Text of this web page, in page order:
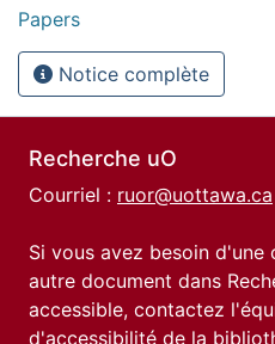
Papers
Notice complète
Recherche uO
Courriel : ruor@uottawa.ca
Si vous avez besoin
autre document dans
accessible, contactez
d'accessibilité de la